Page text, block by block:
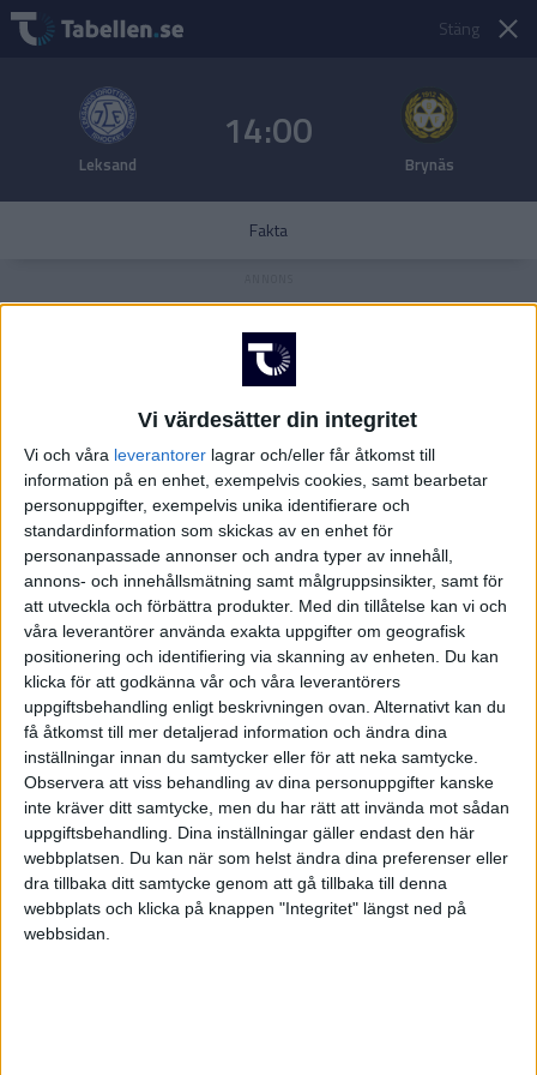
Vi värdesätter din integritet
Vi och våra leverantorer lagrar och/eller får åtkomst till
information på en enhet, exempelvis cookies, samt bearbetar
personuppgifter, exempelvis unika identifierare och
standardinformation som skickas av en enhet för
personanpassade annonser och andra typer av innehåll,
annons- och innehållsmätning samt målgruppsinsikter, samt för
att utveckla och förbättra produkter. Med din tillåtelse kan vi och
våra leverantörer använda exakta uppgifter om geografisk
positionering och identifiering via skanning av enheten. Du kan
klicka för att godkänna vår och våra leverantörers
uppgiftsbehandling enligt beskrivningen ovan. Alternativt kan du
få åtkomst till mer detaljerad information och ändra dina
inställningar innan du samtycker eller för att neka samtycke.
Observera att viss behandling av dina personuppgifter kanske
inte kräver ditt samtycke, men du har rätt att invända mot sådan
uppgiftsbehandling. Dina inställningar gäller endast den här
webbplatsen. Du kan när som helst ändra dina preferenser eller
dra tillbaka ditt samtycke genom att gå tillbaka till denna
webbplats och klicka på knappen "Integritet" längst ned på
webbsidan.
Stäng
Leksand
14:00
Brynäs
Fakta
FAKTA